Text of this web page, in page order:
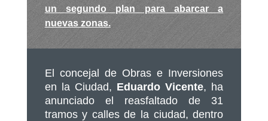
un segundo plan para abarcar a
nuevas zonas.
El concejal de Obras e Inversiones
en la Ciudad, Eduardo Vicente, ha
anunciado el reasfaltado de 31
tramos y calles de la ciudad, dentro